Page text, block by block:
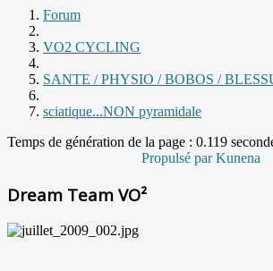
Forum
VO2 CYCLING
SANTE / PHYSIO / BOBOS /
sciatique...NON pyramidale
Temps de génération de la page : 0.119
Propulsé parKunena
Dream Team VO²